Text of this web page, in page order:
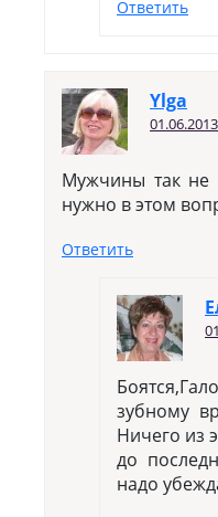
Ответить
Ylga
01.06.2013
Мужчины так не
нужно в этом
Ответить
зубному
Ничего из
до
надо